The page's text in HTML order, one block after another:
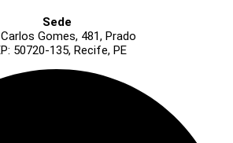
Sede
Gomes, 481, Prado
50720-135, Recife, PE